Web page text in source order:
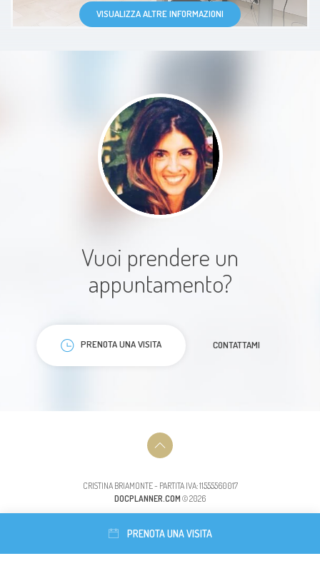
Paziente
Dottoressa precisa e attenta alle
cure dei pazienti!
Paziente
professionali era la prima volta che
andavo ma sono stato trattato
VISUALIZZA ALTRE INFORMAZIONI
Vuoi prendere un
appuntamento?
PRENOTA UNA VISITA CONTATTAMI
CRISTINA BRIAMONTE - PARTITA IVA: 11555560017
DOCPLANNER.COM © 2026
PRENOTA UNA VISITA